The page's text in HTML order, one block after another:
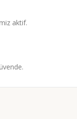
aktif.